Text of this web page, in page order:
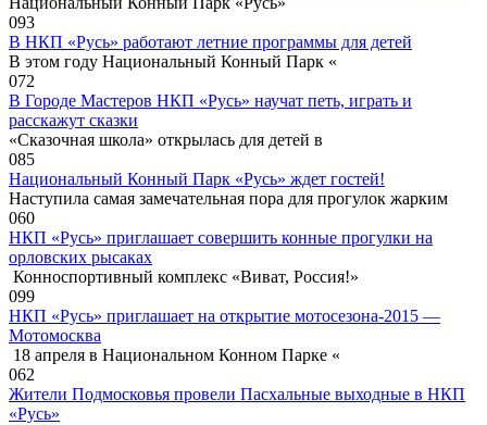
093
В НКП «Русь» работают летние программы для детей
В этом году Национальный Конный Парк «
072
В Городе Мастеров НКП «Русь» научат петь, играть и
расскажут сказки
«Сказочная школа» открылась для детей в
085
Национальный Конный Парк «Русь» ждет гостей!
Наступила самая замечательная пора для прогулок жарким
060
НКП «Русь» приглашает совершить конные прогулки на
орловских рысаках
Конноспортивный комплекс «Виват, Россия!»
099
НКП «Русь» приглашает на открытие мотосезона-2015 —
Мотомосква
18 апреля в Национальном Конном Парке «
062
Жители Подмосковья провели Пасхальные выходные в НКП
«Русь»